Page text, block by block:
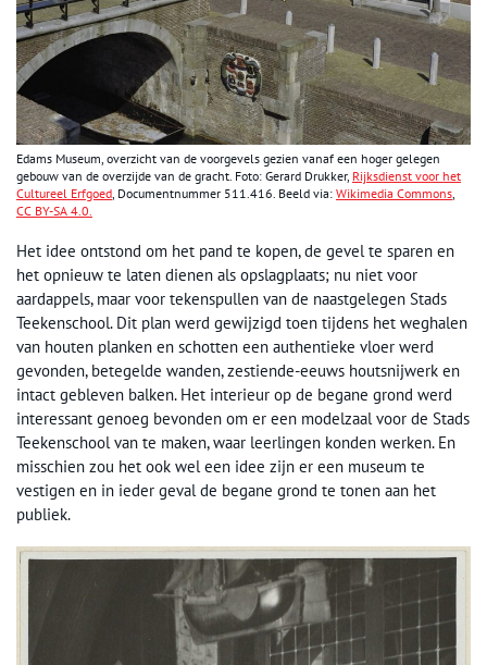
Edams Museum, overzicht van de voorgevels gezien vanaf een hoger gelegen
gebouw van de overzijde van de gracht. Foto: Gerard Drukker, Rijksdienst voor het
Cultureel Erfgoed, Documentnummer 511.416. Beeld via: Wikimedia Commons,
CC BY-SA 4.0.
Het idee ontstond om het pand te kopen, de gevel te sparen en
het opnieuw te laten dienen als opslagplaats; nu niet voor
aardappels, maar voor tekenspullen van de naastgelegen Stads
Teekenschool. Dit plan werd gewijzigd toen tijdens het weghalen
van houten planken en schotten een authentieke vloer werd
gevonden, betegelde wanden, zestiende-eeuws houtsnijwerk en
intact gebleven balken. Het interieur op de begane grond werd
interessant genoeg bevonden om er een modelzaal voor de Stads
Teekenschool van te maken, waar leerlingen konden werken. En
misschien zou het ook wel een idee zijn er een museum te
vestigen en in ieder geval de begane grond te tonen aan het
publiek.